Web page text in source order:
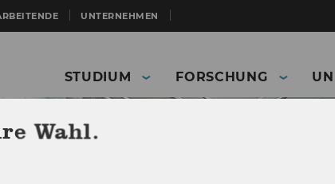
UNTERNEHMEN
STUDIUM FORSCHUNG
Wahl.